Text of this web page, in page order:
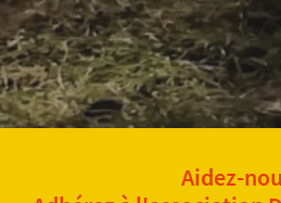
Aidez-